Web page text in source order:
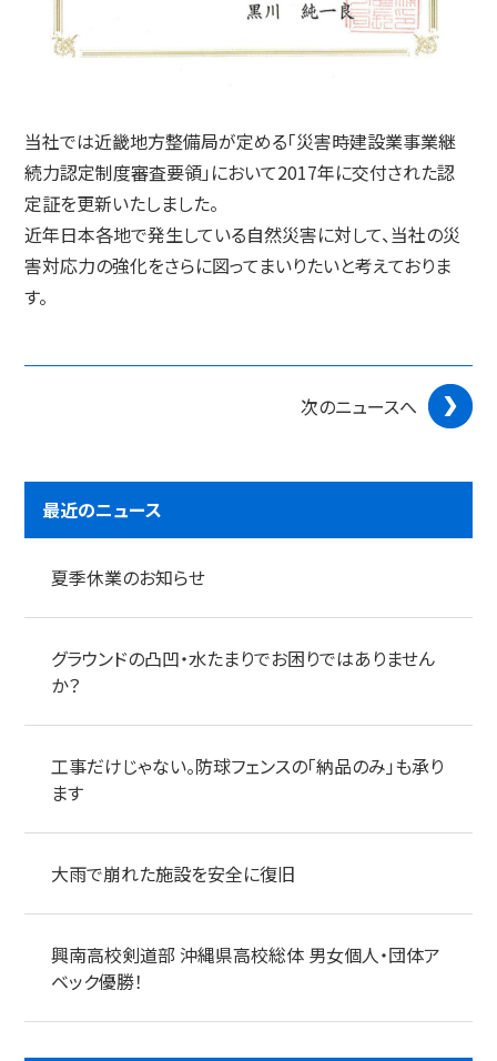
当社では近畿地方整備局が定める「災害時建設業事業継
続力認定制度審査要領」において2017年に交付された認
定証を更新いたしました。
近年日本各地で発生している自然災害に対して、当社の災
害対応力の強化をさらに図ってまいりたいと考えておりま
す。
次のニュースへ
最近のニュース
夏季休業のお知らせ
グラウンドの凸凹・水たまりでお困りではありません
か？
工事だけじゃない。防球フェンスの「納品のみ」も承り
ます
大雨で崩れた施設を安全に復旧
興南高校剣道部 沖縄県高校総体 男女個人・団体ア
ベック優勝！